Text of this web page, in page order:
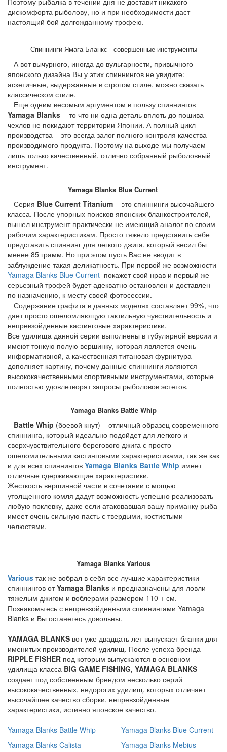
дискомфорта рыболову, но и при необходимости даст
настоящий бой долгожданному трофею.
Спиннинги Ямага Бланкс - совершенные инструменты
А вот вычурного, иногда до вульгарности, привычного
японского дизайна Вы у этих спиннингов не увидите:
аскетичные, выдержанные в строгом стиле, можно сказать
классическом стиле.
Еще одним весомым аргументом в пользу спиннингов
Yamaga Blanks - то что ни одна деталь вплоть до пошива
чехлов не покидают территории Японии. А полный цикл
производства – это всегда залог полного контроля качества
производимого продукта. Поэтому на выходе мы получаем
лишь только качественный, отлично собранный рыболовный
инструмент.
Yamaga Blanks Blue Current
Серия Blue Current Titanium – это спиннинги высочайшего
класса. После упорных поисков японских бланкостроителей,
вышел инструмент практически не имеющий аналог по своим
рабочим характеристикам. Просто тяжело представить себе
представить спиннинг для легкого джига, который весил бы
менее 85 грамм. Но при этом пусть Вас не вводит в
заблуждение такая деликатность. При первой же возможности
Yamaga Blanks Blue Current покажет свой нрав и первый же
серьезный трофей будет адекватно остановлен и доставлен
по назначению, к месту своей фотосессии.
Содержание графита в данных моделях составляет 99%, что
дает просто ошеломляющую тактильную чувствительность и
непревзойденные кастинговые характеристики.
Все удилища данной серии выполнены в тубулярной версии и
имеют тонкую полую вершинку, которая является очень
информативной, а качественная титановая фурнитура
дополняет картину, почему данные спиннинги являются
высококачественными спортивными инструментами, которые
полностью удовлетворят запросы рыболовов эстетов.
Yamaga Blanks Battle Whip
Battle Whip (боевой кнут) – отличный образец современного
спиннинга, который идеально подойдет для легкого и
сверхчувствительного берегового джига с просто
ошеломительными кастинговыми характеристиками, так же как
и для всех спиннингов Yamaga Blanks Battle Whip имеет
отличные сдерживающие характеристики.
Жесткость вершинной части в сочетании с мощью
утолщенного комля дадут возможность успешно реализовать
любую поклевку, даже если атаковавшая вашу приманку рыба
имеет очень сильную пасть с твердыми, костистыми
челюстями.
Yamaga Blanks Various
Various так же вобрал в себя все лучшие характеристики
спиннингов отYamaga Blanks и предназначены для ловли
тяжелым джигом и воблерами размером 110 + см.
Познакомьтесь с непревзойденными спиннингами Yamaga
Blanks и Вы останетесь довольны.
YAMAGA BLANKS вот уже двадцать лет выпускает бланки для
именитых производителей удилищ. После успеха бренда
RIPPLE FISHER под которым выпускаются в основном
удилища класса BIG GAME FISHING, YAMAGA BLANKS
создает под собственным брендом несколько серий
высококачественных, недорогих удилищ, которых отличает
высочайшее качество сборки, непревзойденные
характеристики, истинно японское качество.
Yamaga Blanks Battle Whip
Yamaga Blanks Blue Current
Yamaga Blanks Calista
Yamaga Blanks Mebius